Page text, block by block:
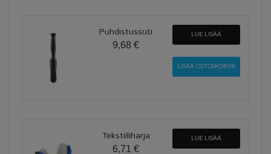
Puhdistussuti
9,68 €
LUE LISÄÄ
Tekstiiliharja
6,71 €
LUE LISÄÄ